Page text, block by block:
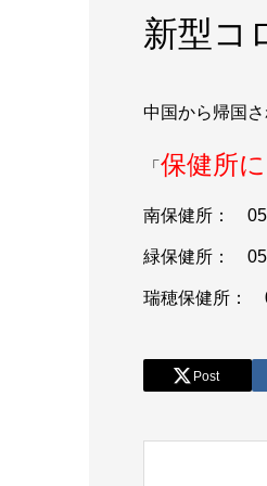
新型コ
中国から帰国
「 保健所
南保健所：
緑保健所：
瑞穂保健所：
Post